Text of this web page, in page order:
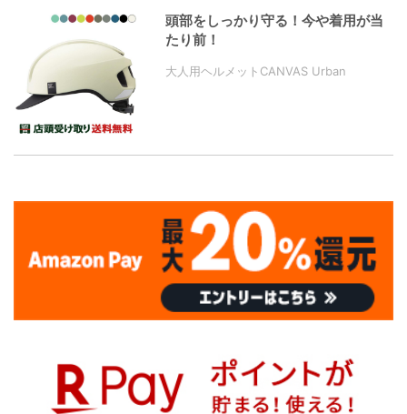
頭部をしっかり守る！今や着用が当
たり前！
大人用ヘルメットCANVAS Urban